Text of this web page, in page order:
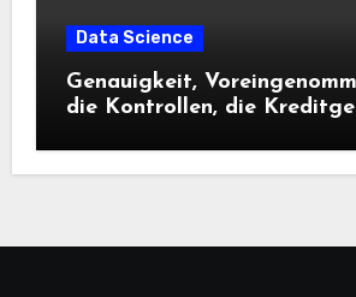
Data Science
Genauigkeit,
die Kontrollen, die